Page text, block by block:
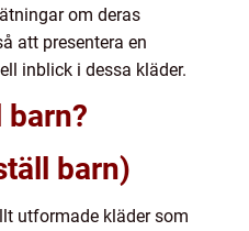
om deras
att presentera en
inblick i dessa kläder.
barn?
barn)
utformade kläder som